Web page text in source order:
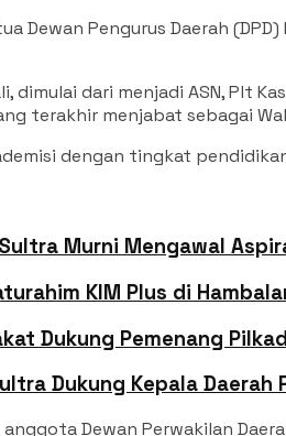
Dewan Pengurus Daerah
dari menjadi ASN, Plt
terakhir menjabat sebagai
dengan tingkat
Murni Mengawal
KIM Plus di
Dukung Pemenang
Dukung Kepala Daerah
Dewan Perwakilan